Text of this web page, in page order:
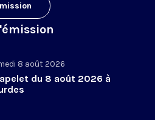
8 août 2026
du 8 août 2026 à